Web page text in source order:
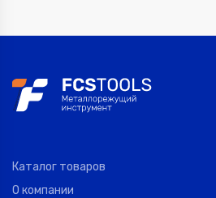
Каталог товаров
О компании